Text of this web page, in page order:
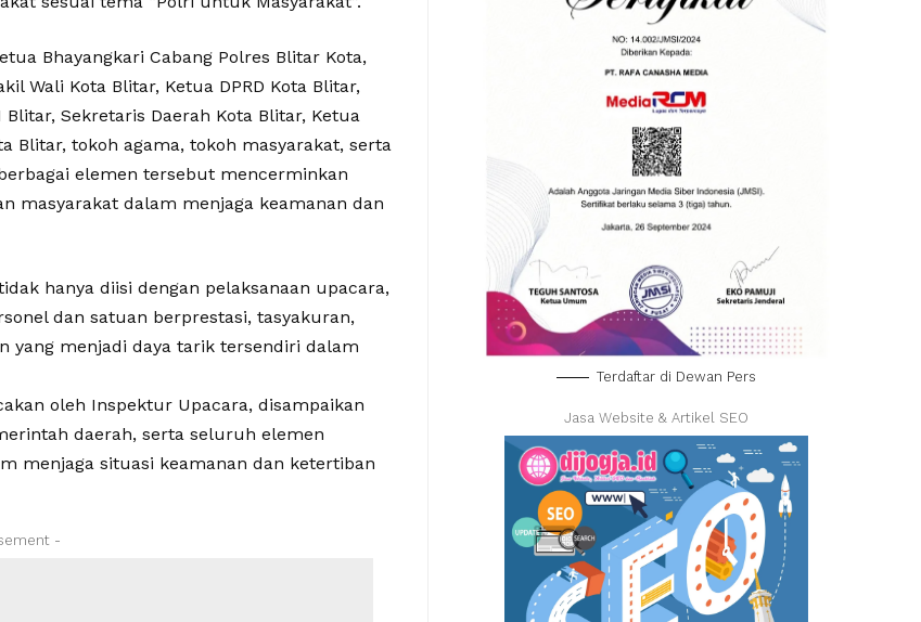
Bhayangkari Cabang Polres Blitar Kota,
Wali Kota Blitar, Ketua DPRD Kota Blitar,
Blitar, Sekretaris Daerah Kota Blitar, Ketua
Blitar, tokoh agama, tokoh masyarakat, serta
elemen tersebut mencerminkan
masyarakat dalam menjaga keamanan dan
hanya diisi dengan pelaksanaan upacara,
dan satuan berprestasi, tasyakuran,
yang menjadi daya tarik tersendiri dalam
oleh Inspektur Upacara, disampaikan
daerah, serta seluruh elemen
menjaga situasi keamanan dan ketertiban
-
Terdaftar di Dewan Pers
Jasa Website & Artikel SEO